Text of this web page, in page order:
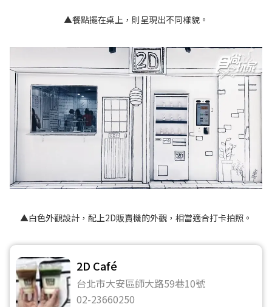
▲餐點擺在桌上，則呈現出不同樣貌。
▲白色外觀設計，配上2D販賣機的外觀，相當適合打卡拍照。
2D Café
台北市大安區師大路59巷10號
02-23660250